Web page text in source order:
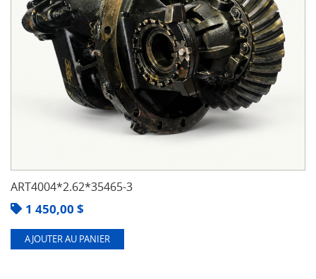
ART4004*2.62*35465-3
1 450,00 $
AJOUTER AU PANIER